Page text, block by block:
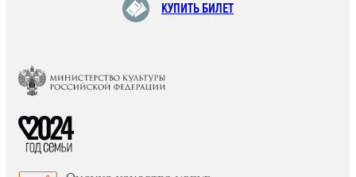
КУПИТЬ БИЛЕТ